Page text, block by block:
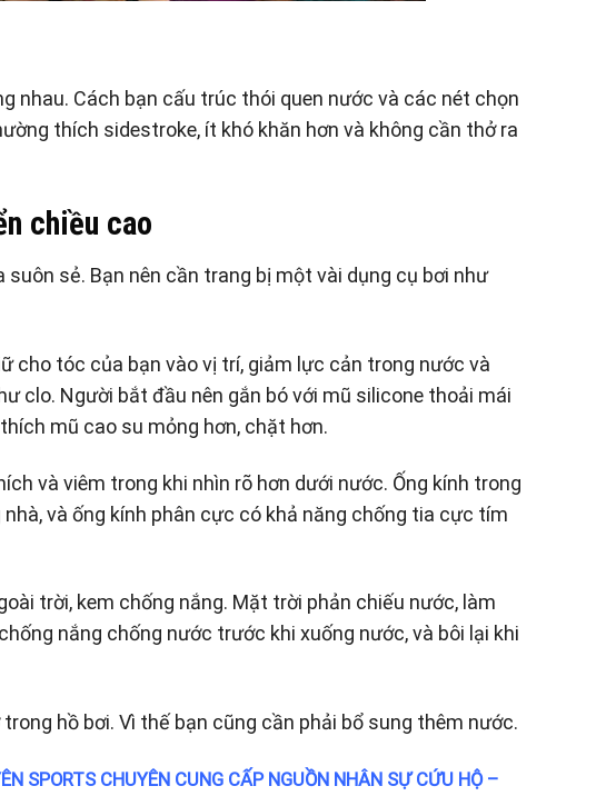
nhau. Cách bạn cấu trúc thói quen nước và các nét chọn
thích sidestroke, ít khó khăn hơn và không cần thở ra
chiều cao
sẻ. Bạn nên cần trang bị một vài dụng cụ bơi như
cho tóc của bạn vào vị trí, giảm lực cản trong nước và
clo. Người bắt đầu nên gắn bó với mũ silicone thoải mái
mũ cao su mỏng hơn, chặt hơn.
và viêm trong khi nhìn rõ hơn dưới nước. Ống kính trong
và ống kính phân cực có khả năng chống tia cực tím
trời, kem chống nắng. Mặt trời phản chiếu nước, làm
nắng chống nước trước khi xuống nước, và bôi lại khi
hồ bơi. Vì thế bạn cũng cần phải bổ sung thêm nước.
SPORTS CHUYÊN CUNG CẤP NGUỒN NHÂN SỰ CỨU HỘ –